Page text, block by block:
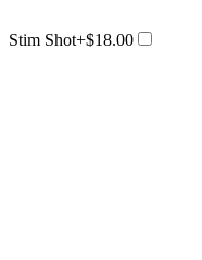
Stim Shot+$18.00